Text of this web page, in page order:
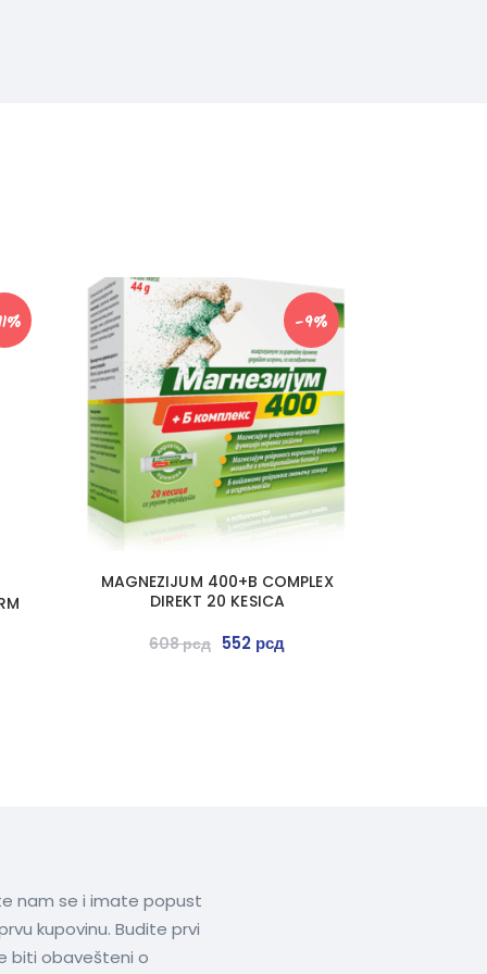
-9%
MAGNEZIJUM 400+B COMPLEX
DIREKT 20 KESICA
608рсд 552 рсд
nam se i imate popust
kupovinu. Budite prvi
biti obavešteni o